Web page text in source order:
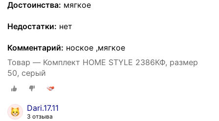
Достоинства: мягкое
Недостатки: нет
Комментарий: ноское ,мягкое
Товар — Комплект HOME STYLE 2386КФ, размер
50, серый
Dari.17.11
3 отзыва